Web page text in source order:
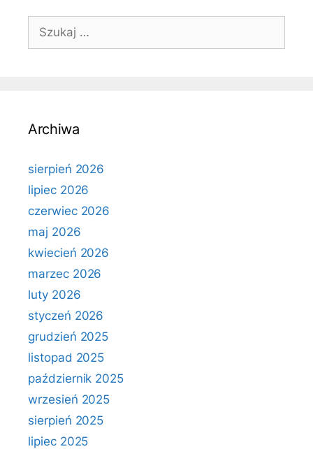
Szukaj:
Archiwa
sierpień 2026
lipiec 2026
czerwiec 2026
maj 2026
kwiecień 2026
marzec 2026
luty 2026
styczeń 2026
grudzień 2025
listopad 2025
październik 2025
wrzesień 2025
sierpień 2025
lipiec 2025